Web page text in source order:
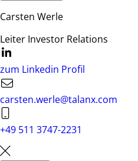
Carsten Werle
Leiter Investor Relations
zum Linkedin Profil
carsten.werle@talanx.com
+49 511 3747-2231